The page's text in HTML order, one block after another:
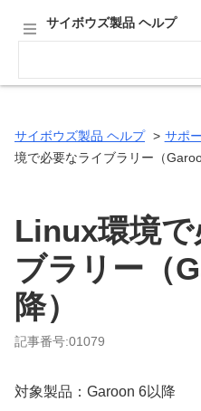
サイボウズ製品 ヘルプ
サイボウズ製品 ヘルプ サポ
境で必要なライブラリー（
Linux環境で
ブラリー（
降）
記事番号:01079
対象製品：Garoon 6以降